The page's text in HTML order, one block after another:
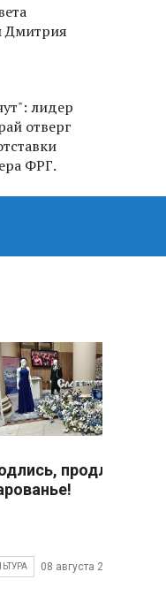
Дмитрия
лидер
отверг
ФРГ.
продлись
08 августа 2026